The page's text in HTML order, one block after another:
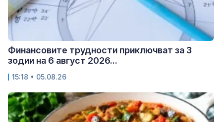
Финансовите трудности приключват за 3
зодии на 6 август 2026...
15:18 • 05.08.26